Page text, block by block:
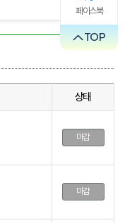
페이스북
TOP
상태
마감
마감